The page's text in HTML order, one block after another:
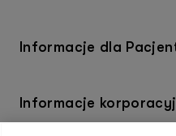
Informacje dla
Informacje